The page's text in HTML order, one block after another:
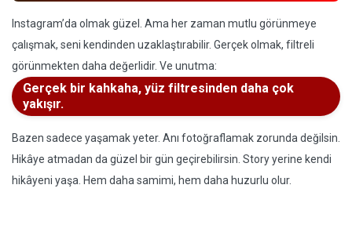
Instagram’da olmak güzel. Ama her zaman mutlu görünmeye
çalışmak, seni kendinden uzaklaştırabilir. Gerçek olmak, filtreli
görünmekten daha değerlidir. Ve unutma:
Gerçek bir kahkaha, yüz filtresinden daha çok
yakışır.
Bazen sadece yaşamak yeter. Anı fotoğraflamak zorunda değilsin.
Hikâye atmadan da güzel bir gün geçirebilirsin. Story yerine kendi
hikâyeni yaşa. Hem daha samimi, hem daha huzurlu olur.